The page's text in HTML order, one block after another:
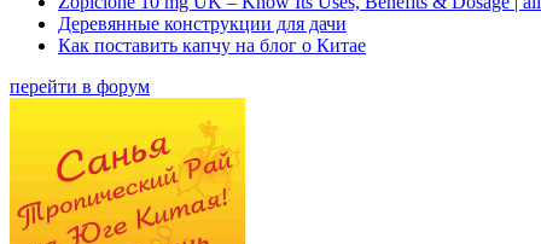
Деревянные конструкции для дачи
Как поставить капчу на блог о Китае
перейти в форум